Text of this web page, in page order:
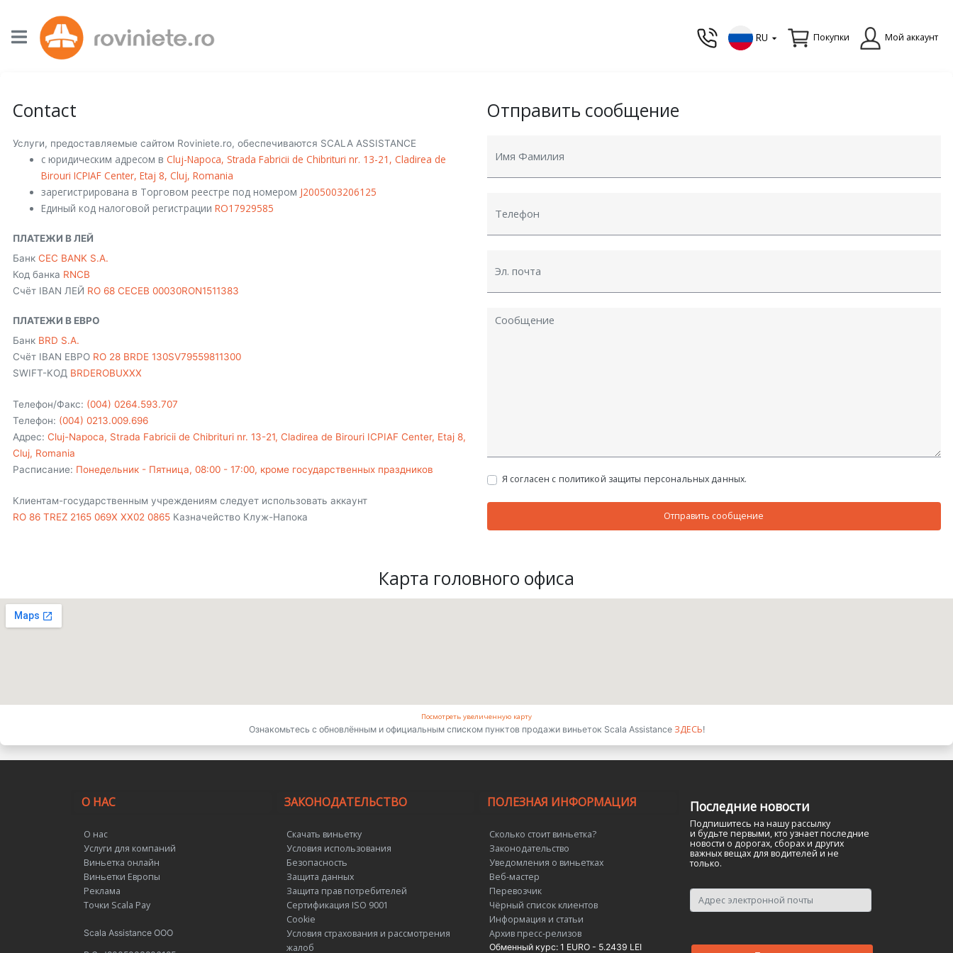
RU Покупки Мой аккаунт
Contact
Услуги, предоставляемые сайтом Roviniete.ro, обеспечиваются SCALA ASSISTANCE
с юридическим адресом в Cluj-Napoca, Strada Fabricii de Chibrituri nr. 13-21, Cladirea de
Birouri ICPIAF Center, Etaj 8, Cluj, Romania
зарегистрирована в Торговом реестре под номером J2005003206125
Единый код налоговой регистрации RO17929585
ПЛАТЕЖИ В ЛЕЙ
Банк CEC BANK S.A.
Код банка RNCB
Счёт IBAN ЛЕЙ RO 68 CECEB 00030RON1511383
ПЛАТЕЖИ В ЕВРО
Банк BRD S.A.
Счёт IBAN ЕВРО RO 28 BRDE 130SV79559811300
SWIFT-КОД BRDEROBUXXX
Телефон/Факс: (004) 0264.593.707
Телефон: (004) 0213.009.696
Адрес: Cluj-Napoca, Strada Fabricii de Chibrituri nr. 13-21, Cladirea de Birouri ICPIAF Center, Etaj 8,
Cluj, Romania
Расписание: Понедельник - Пятница, 08:00 - 17:00, кроме государственных праздников
Клиентам-государственным учреждениям следует использовать аккаунт
RO 86 TREZ 2165 069X XX02 0865Казначейство Клуж-Напока
Отправить сообщение
Я согласен с политикой защиты персональных данных.
Отправить сообщение
Карта головного офиса
Посмотреть увеличенную карту
Ознакомьтесь с обновлённым и официальным списком пунктов продажи виньеток Scala Assistance ЗДЕСЬ!
О НАС
О нас
Услуги для компаний
Виньетка онлайн
Виньетки Европы
Реклама
Точки Scala Pay
Scala Assistance ООО
ЗАКОНОДАТЕЛЬСТВО
Скачать виньетку
Условия использования
Безопасность
Защита данных
Защита прав потребителей
Сертификация ISO 9001
Cookie
Условия страхования и рассмотрения
жалоб
ПОЛЕЗНАЯ ИНФОРМАЦИЯ
Сколько стоит виньетка?
Законодательство
Уведомления о виньетках
Веб-мастер
Перевозчик
Чёрный список клиентов
Информация и статьи
Архив пресс-релизов
Обменный курс: 1 EURO - 5.2439 LEI
Последние новости
Подпишитесь на нашу рассылку
и будьте первыми, кто узнает последние
новости о дорогах, сборах и других
важных вещах для водителей и не
только.